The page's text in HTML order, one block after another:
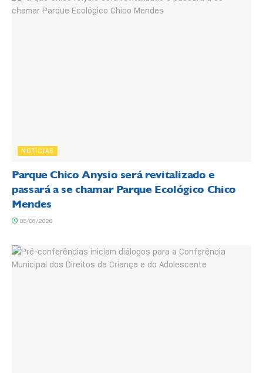
NOTÍCIAS
Parque Chico Anysio será revitalizado e
passará a se chamar Parque Ecológico Chico
Mendes
05/08/2026